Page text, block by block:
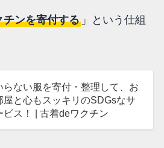
チンを寄付する」という仕組
らない服を寄付・整理して、お
屋と心もスッキリのSDGsなサ
ビス！ | 古着deワクチン